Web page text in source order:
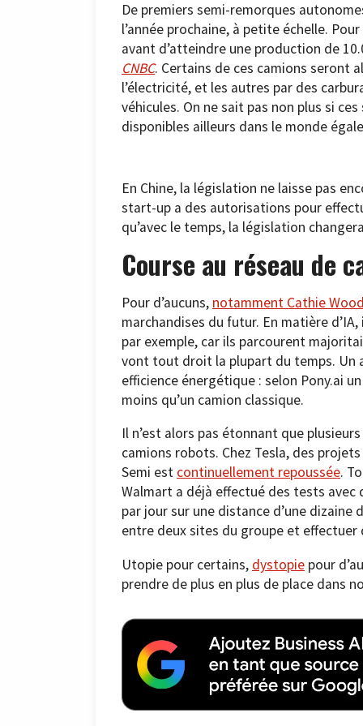
De premiers semi-remorques
l’année prochaine, à petite échelle.
avant d’atteindre une production de
CNBC. Certains de ces camions seront
l’électricité, et les autres par des
véhicules. On ne sait pas non plus si
disponibles ailleurs dans le monde
En Chine, la législation ne laisse pas
start-up a des autorisations pour
qu’avec le temps, la législation
Course au réseau de
Pour d’aucuns, notamment Cathie
marchandises du futur. En matière
par exemple, car ils parcourent
vont tout droit la plupart du temps. Un
efficience énergétique : selon Pony.ai
moins qu’un camion classique.
Il n’est alors pas étonnant que
camions robots. Chez Tesla, des
Semi est continuellement repoussée.
Walmart a déjà effectué des tests
par jour sur une distance d’une
entre deux sites du groupe et effectuer
Utopie pour certains, dystopie pour
prendre de plus en plus de place dans